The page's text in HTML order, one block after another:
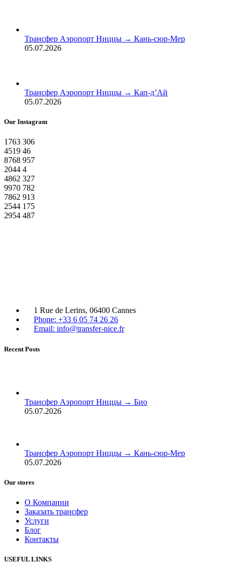
Трансфер Аэропорт Ниццы → Кань-сюр-Мер
05.07.2026
Трансфер Аэропорт Ниццы → Кап-д’Ай
05.07.2026
Our Instagram
1763 306
4519 46
8768 957
2044 4
4862 327
9970 782
7862 913
2544 175
2954 487
1 Rue de Lerins, 06400 Cannes
Phone: +33 6 05 74 26 26
Email: info@transfer-nice.fr
Recent Posts
Трансфер Аэропорт Ниццы → Био
05.07.2026
Трансфер Аэропорт Ниццы → Кань-сюр-Мер
05.07.2026
Our stores
О Компании
Заказать трансфер
Услуги
Блог
Контакты
USEFUL LINKS